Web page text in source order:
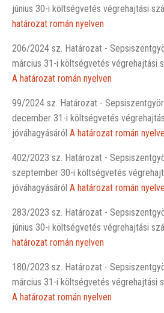
június 30-i költségvetés végrehajtási
határozat román nyelven
206/2024 sz. Határozat -
március 31-i költségvetés végrehajtási
A határozat román nyelven
99/2024 sz. Határozat -
december 31-i költségvetés
jóváhagyásáról A határozat román
402/2023 sz. Határozat -
szeptember 30-i költségvetés
jóváhagyásáról A határozat román
283/2023 sz. Határozat -
június 30-i költségvetés végrehajtási
határozat román nyelven
180/2023 sz. Határozat -
március 31-i költségvetés végrehajtási
A határozat román nyelven